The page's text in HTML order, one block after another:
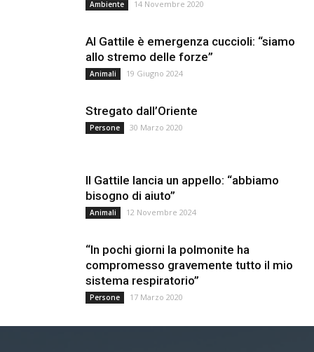
Ambiente 14 Novembre 2020
Al Gattile è emergenza cuccioli: “siamo
allo stremo delle forze”
Animali 19 Giugno 2024
Stregato dall’Oriente
Persone 30 Marzo 2020
Il Gattile lancia un appello: “abbiamo
bisogno di aiuto”
Animali 12 Novembre 2024
“In pochi giorni la polmonite ha
compromesso gravemente tutto il mio
sistema respiratorio”
Persone 17 Marzo 2020